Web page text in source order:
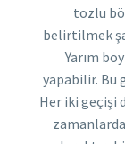
tozlu
belirtilmek
Yarım
yapabilir. Bu
Her iki geçişi
zamanlarda